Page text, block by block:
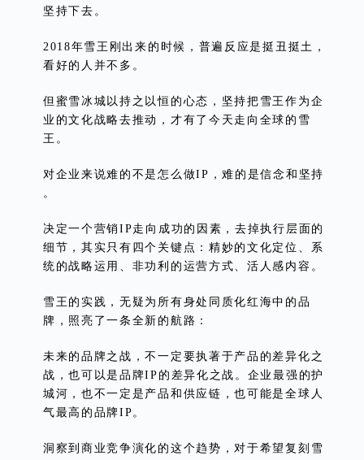
坚持下去。
2018年雪王刚出来的时候，普遍反应是挺丑挺土，
看好的人并不多。
但蜜雪冰城以持之以恒的心态，坚持把雪王作为企
业的文化战略去推动，才有了今天走向全球的雪
王。
对企业来说难的不是怎么做IP，难的是信念和坚持
。
决定一个营销IP走向成功的因素，去掉执行层面的
细节，其实只有四个关键点：精妙的文化定位、系
统的战略运用、非功利的运营方式、活人感内容。
雪王的实践，无疑为所有身处同质化红海中的品
牌，照亮了一条全新的航路：
未来的品牌之战，不一定要执著于产品的差异化之
战，也可以是品牌IP的差异化之战。企业最强的护
城河，也不一定是产品和供应链，也可能是全球人
气最高的品牌IP。
洞察到商业竞争演化的这个趋势，对于希望复刻雪